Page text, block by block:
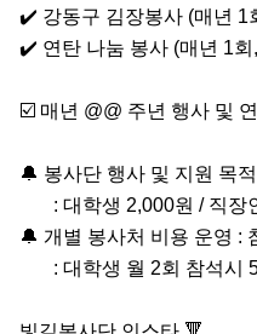
✔️ 강동구 김장봉사 (매년 1
✔️ 연탄 나눔 봉사 (매년 1회
☑️ 매년 @@ 주년 행사 및
🔔 봉사단 행사 및 지원 목
🔔 개별 봉사처 비용 운영 :